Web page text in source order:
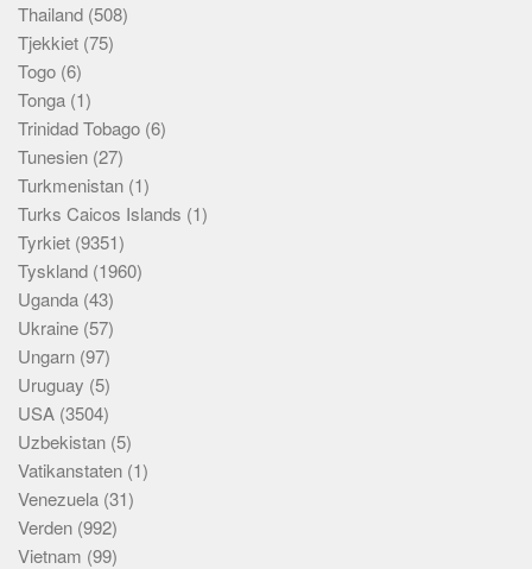
Thailand (508)
Tjekkiet (75)
Togo (6)
Tonga (1)
Trinidad Tobago (6)
Tunesien (27)
Turkmenistan (1)
Turks Caicos Islands (1)
Tyrkiet (9351)
Tyskland (1960)
Uganda (43)
Ukraine (57)
Ungarn (97)
Uruguay (5)
USA (3504)
Uzbekistan (5)
Vatikanstaten (1)
Venezuela (31)
Verden (992)
Vietnam (99)